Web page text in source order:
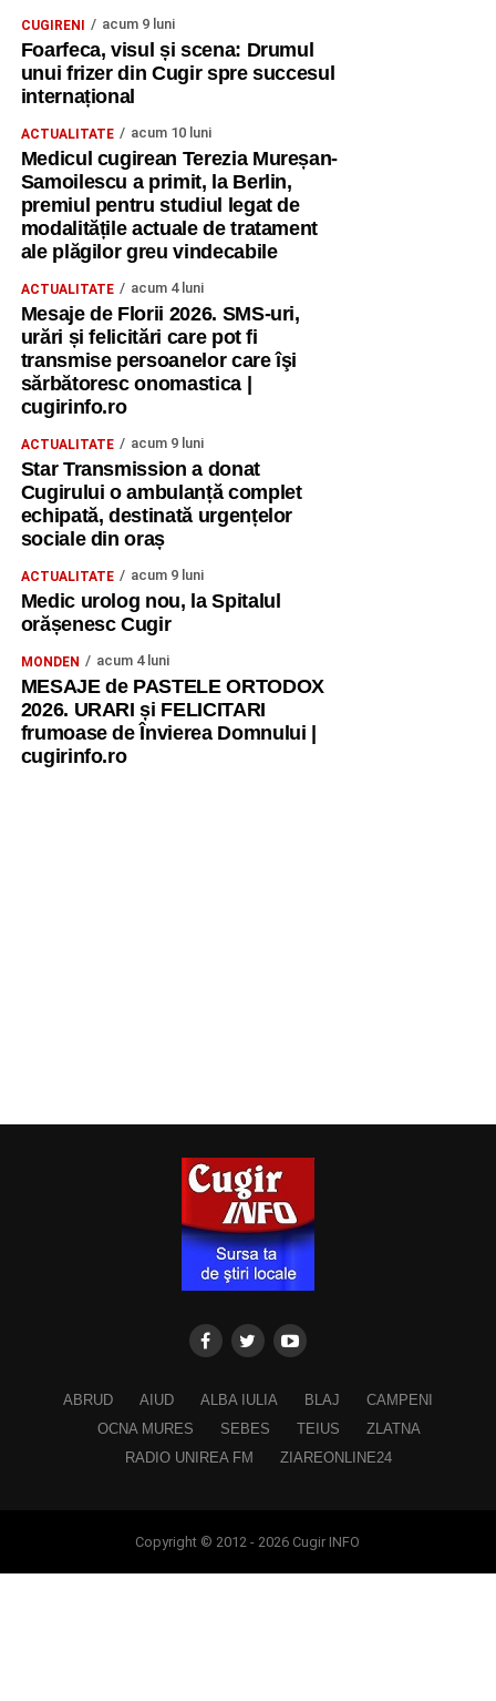
CUGIRENI acum 9 luni
Foarfeca, visul și scena: Drumul
unui frizer din Cugir spre succesul
internațional
ACTUALITATE acum 10 luni
Medicul cugirean Terezia Mureșan-
Samoilescu a primit, la Berlin,
premiul pentru studiul legat de
modalitățile actuale de tratament
ale plăgilor greu vindecabile
ACTUALITATE acum 4 luni
Mesaje de Florii 2026. SMS-uri,
urări și felicitări care pot fi
transmise persoanelor care îşi
sărbătoresc onomastica |
cugirinfo.ro
ACTUALITATE acum 9 luni
Star Transmission a donat
Cugirului o ambulanță complet
echipată, destinată urgențelor
sociale din oraș
ACTUALITATE acum 9 luni
Medic urolog nou, la Spitalul
orășenesc Cugir
MONDEN acum 4 luni
MESAJE de PASTELE ORTODOX
2026. URARI și FELICITARI
frumoase de Învierea Domnului |
cugirinfo.ro
ABRUD AIUD ALBA IULIA BLAJ
CAMPENI
OCNA MURES
SEBES TEIUS
ZLATNA
RADIO UNIREA FM
ZIAREONLINE24
Copyright © 2012 - 2026 Cugir INFO